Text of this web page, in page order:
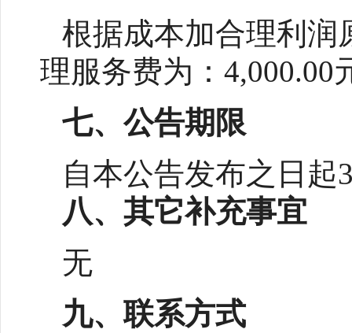
根据成本加合理利润
理服务费为： 4,000.00
七、 公告期限
自本公告发布之日起
八、 其它补充事宜
无
九、联系方式